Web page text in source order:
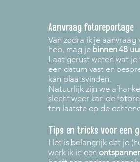
Aanvraag fotoreportage
Van zodra ik je
heb, mag je binnen 48
Laat gerust weten wat je
een datum vast en
kan plaatsvinden.
Natuurlijk zijn we
slecht weer kan de
ten laatste op de
Tips en tricks voor een
Het is belangrijk dat je
werk ik in een